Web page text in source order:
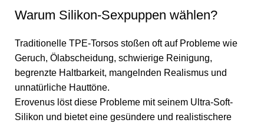
Warum Silikon-Sexpuppen wählen?
Traditionelle TPE-Torsos stoßen oft auf Probleme wie
Geruch, Ölabscheidung, schwierige Reinigung,
begrenzte Haltbarkeit, mangelnden Realismus und
unnatürliche Hauttöne.
Erovenus löst diese Probleme mit seinem Ultra-Soft-
Silikon und bietet eine gesündere und realistischere